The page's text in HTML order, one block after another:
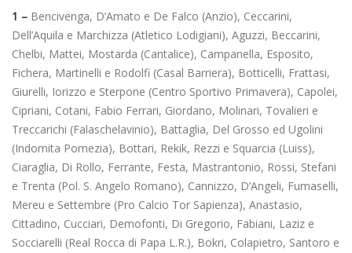
1 – Bencivenga, D’Amato e De Falco (Anzio), Ceccarini,
Dell’Aquila e Marchizza (Atletico Lodigiani), Aguzzi, Beccarini,
Chelbi, Mattei, Mostarda (Cantalice), Campanella, Esposito,
Fichera, Martinelli e Rodolfi (Casal Barriera), Botticelli, Frattasi,
Giurelli, Iorizzo e Sterpone (Centro Sportivo Primavera), Capolei,
Cipriani, Cotani, Fabio Ferrari, Giordano, Molinari, Tovalieri e
Treccarichi (Falaschelavinio), Battaglia, Del Grosso ed Ugolini
(Indomita Pomezia), Bottari, Rekik, Rezzi e Squarcia (Luiss),
Ciaraglia, Di Rollo, Ferrante, Festa, Mastrantonio, Rossi, Stefani
e Trenta (Pol. S. Angelo Romano), Cannizzo, D’Angeli, Fumaselli,
Mereu e Settembre (Pro Calcio Tor Sapienza), Anastasio,
Cittadino, Cucciari, Demofonti, Di Gregorio, Fabiani, Laziz e
Socciarelli (Real Rocca di Papa L.R.), Bokri, Colapietro, Santoro e